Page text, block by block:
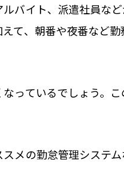
バイト、派遣社員な
て、朝番や夜番など
っているでしょう。
メの勤怠管理システム